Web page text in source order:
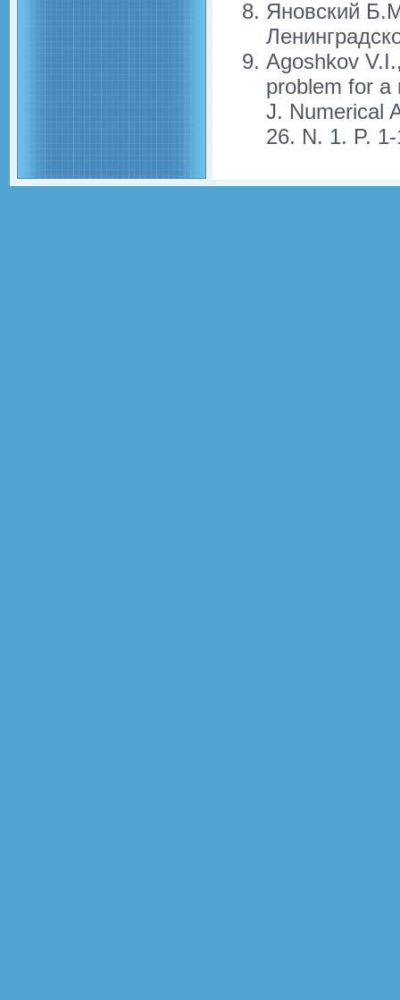
Яновский
Agoshkov
problem for a
J. Numerical
26. N. 1. P.